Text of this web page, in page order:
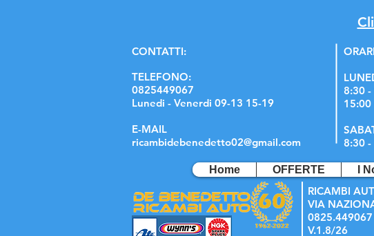
CONTATTI:
TELEFONO:
0825449067
Lunedi - Venerdi 09-13 15-19
E-MAIL
ricambidebenedetto02@gmail.com
ORARI
8:30
15:00
8:30
Home OFFERTE I
RICAMBI
VIA
0825.449067
V.1.8/26